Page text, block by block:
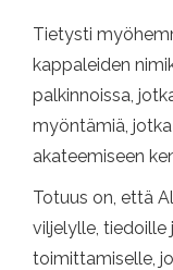
Tietysti
kappaleiden
palkinnoissa,
myöntämiä,
akateemiseen
Totuus on, että
viljelylle, tiedoille
toimittamiselle,